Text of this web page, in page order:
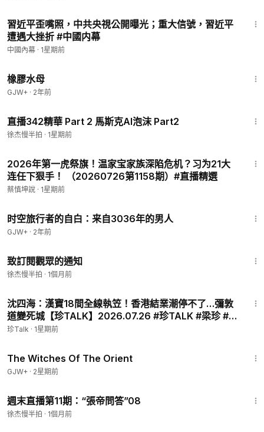
电报群 ：https://t.me/joinchat/JMzdZhbw21riihftmQZSeQ
二战后美国主导的国际秩序
在军事、科技、情报、经贸
培训政府执政能力建设
中国都是受益者
更大力度的开放：危及政权
闭关自循环：监控本国人民也离不开美国技术
慢半拍第859期----第一阶段协议6-3：左转右转都离不开美国！
習近平歪嘴照，中共央視公開曝光；重大信號，習近平
遭遇大挫折 #中國内幕
中國內幕 · 1星期前
橡膠水母
GJW+ · 2年前
直播342精華 Part 2 馬斯克AI泡沫 Part2
徐杰慢半拍 · 1星期前
2026年第一虎祭旗！温家宝家族深陷危机？习为21大
连任下狠手！ （20260726第1158期）#直播精選
蔡慎坤說 · 1星期前
时空旅行者的自白：来自3036年的男人
GJW+ · 2年前
致訂閱觀眾的通知
徐杰慢半拍 · 1個月前
沈四海：漢寶18間全線執笠！香港結業潮停不了…彌敦
道變死城【珍TALK】2026.07.26 #珍TALK #梁珍 #漢
寶 #香港結業潮
珍Talk · 1星期前
The Witches Of The Orient
GJW+ · 2星期前
週末直播第11期：“張帝問答”08
徐杰慢半拍 · 1個月前